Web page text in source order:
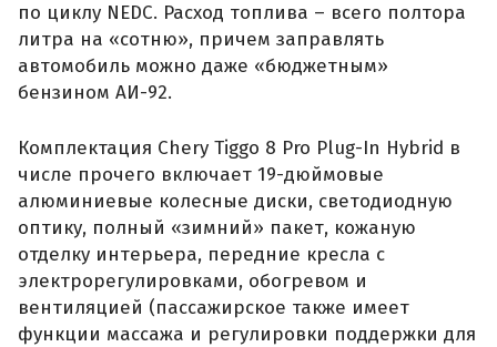
по циклу NEDC. Расход топлива – всего полтора
литра на «сотню», причем заправлять
автомобиль можно даже «бюджетным»
бензином АИ-92.
Комплектация Chery Tiggo 8 Pro Plug-In Hybrid в
числе прочего включает 19-дюймовые
алюминиевые колесные диски, светодиодную
оптику, полный «зимний» пакет, кожаную
отделку интерьера, передние кресла с
электрорегулировками, обогревом и
вентиляцией (пассажирское также имеет
функции массажа и регулировки поддержки для